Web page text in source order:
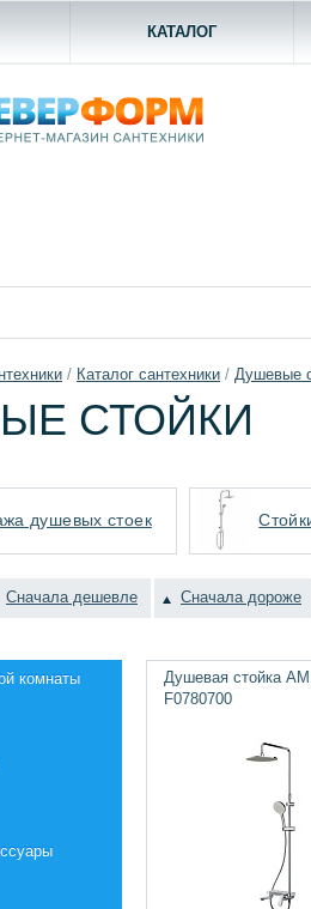
КАТАЛОГ
/ Каталог сантехники / Душевые
СТОЙКИ
душевых стоек
Сначала дешевле Сначала дороже
комнаты
Душевая стойка
F0780700